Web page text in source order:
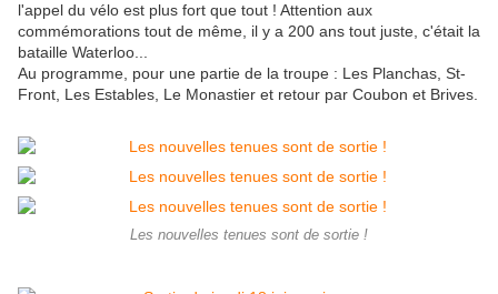
l'appel du vélo est plus fort que tout ! Attention aux
commémorations tout de même, il y a 200 ans tout juste, c'était la
bataille Waterloo...
Au programme, pour une partie de la troupe : Les Planchas, St-
Front, Les Estables, Le Monastier et retour par Coubon et Brives.
Les nouvelles tenues sont de sortie !